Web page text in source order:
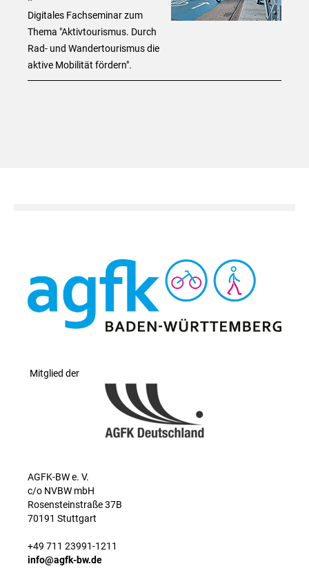
Digitales Fachseminar zum
Thema "Aktivtourismus. Durch
Rad- und Wandertourismus die
aktive Mobilität fördern".
Mitglied der
AGFK-BW e. V.
c/o NVBW mbH
Rosensteinstraße 37B
70191 Stuttgart
+49 711 23991-1211
info@agfk-bw.de